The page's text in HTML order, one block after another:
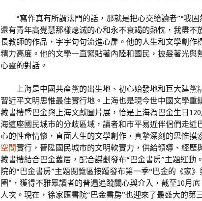
“寫作真有所謂法門的話，那就是把心交給讀者”“我
還有青年高覺慧那樣熄滅的心和永不衰竭的熱忱，我盡不
長教師的作品，字字句句流進心扉。他的人生和文學創作
精力高度。他的文學一直緊貼著內陸和國民，披髮著光與
心靈的對話。
上海是中國共產黨的出生地、初心始發地和巨大建黨
習近平文明思惟最佳實行地。上海也是現今世中國文學重
藏書樓暨巴金與上海文獻圖片展，恰是上海為巴金生日
海這座國民城市的分歧區域，讀者和市平易近伴侶們走近
心的性命情懷，直面人生的文學創作，真摯深刻的思惟摸
空間實行，晉陞國民城市的文明軟實力，供給領導、經歷
藏書樓結合巴金舊居，配合謀劃發布“巴金書房”主題運動
院的“巴金書房”主題閱覽區接踵發布第一季“巴金的《家
圈”，獲得不雅眾讀者的普遍追蹤關心與介入，截至10月
人次。現在，徐家匯書院“巴金書房”也迎來了最盛大的第